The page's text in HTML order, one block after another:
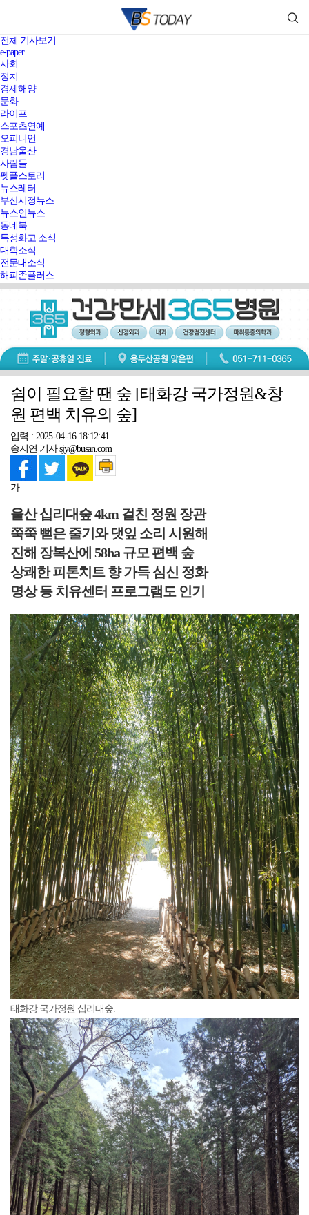
전체 기사보기
e-paper
사회
정치
경제해양
문화
라이프
스포츠연예
오피니언
경남울산
사람들
펫플스토리
뉴스레터
부산시정뉴스
뉴스인뉴스
동네북
특성화고 소식
대학소식
전문대소식
해피존플러스
쉼이 필요할 땐 숲 [태화강 국가정원&창
원 편백 치유의 숲]
입력 : 2025-04-16 18:12:41
송지연 기자 sjy@busan.com
가
울산 십리대숲 4km 걸친 정원 장관
쭉쭉 뻗은 줄기와 댓잎 소리 시원해
진해 장복산에 58ha 규모 편백 숲
상쾌한 피톤치트 향 가득 심신 정화
명상 등 치유센터 프로그램도 인기
태화강 국가정원 십리대숲.